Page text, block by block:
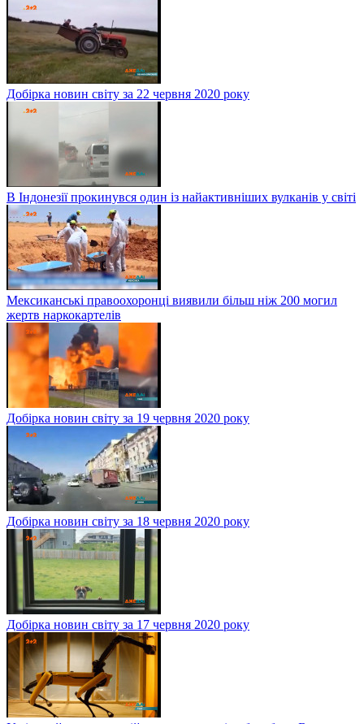
Добірка новин світу за 22 червня 2020 року
В Індонезії прокинувся один із найактивніших вулканів у світі
Мексиканські правоохоронці виявили більш ніж 200 могил
жертв наркокартелів
Добірка новин світу за 19 червня 2020 року
Добірка новин світу за 18 червня 2020 року
Добірка новин світу за 17 червня 2020 року